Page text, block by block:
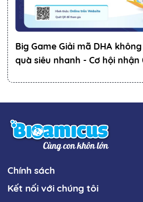
Big Game Giải mã DHA
quà siêu nhanh - Cơ hội nhận
Chính sách
Kết nối với chúng tôi